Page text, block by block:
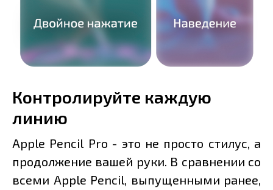
Контролируйте каждую
линию
Apple Pencil Pro - это не просто стилус, а
продолжение вашей руки. В сравнении со
всеми Apple Pencil, выпущенными ранее,